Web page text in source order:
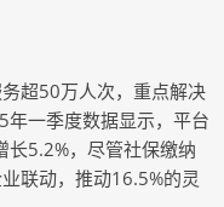
超50万人次，重点解决
一季度数据显示，平台
5.2%，尽管社保缴纳
联动，推动16.5%的灵